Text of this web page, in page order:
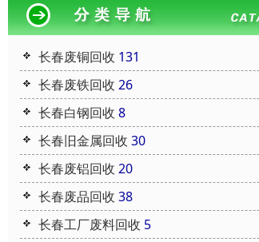
长春废铜回收 131
长春废铁回收 26
长春白钢回收 8
长春旧金属回收 30
长春废铝回收 20
长春废品回收 38
长春工厂废料回收 5